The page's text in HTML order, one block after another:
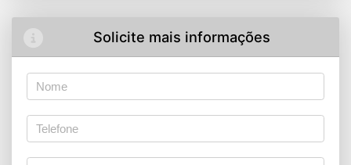
Solicite mais informações